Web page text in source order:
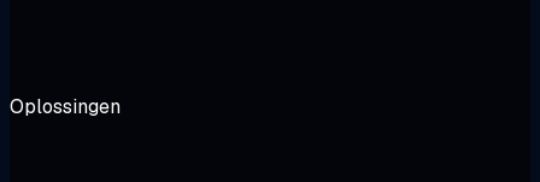
Oplossingen